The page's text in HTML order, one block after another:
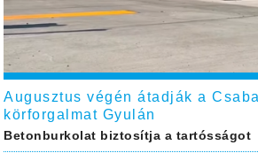
Augusztus végén átadják a
körforgalmat Gyulán
Betonburkolat biztosítja a tartósságot